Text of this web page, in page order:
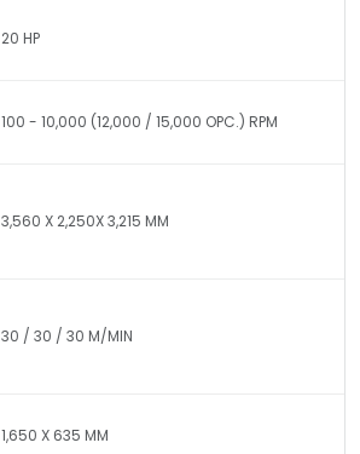
20 HP
100 - 10,000 (12,000 / 15,000 OPC.) RPM
3,560 X 2,250X 3,215 MM
30 / 30 / 30 M/MIN
1,650 X 635 MM